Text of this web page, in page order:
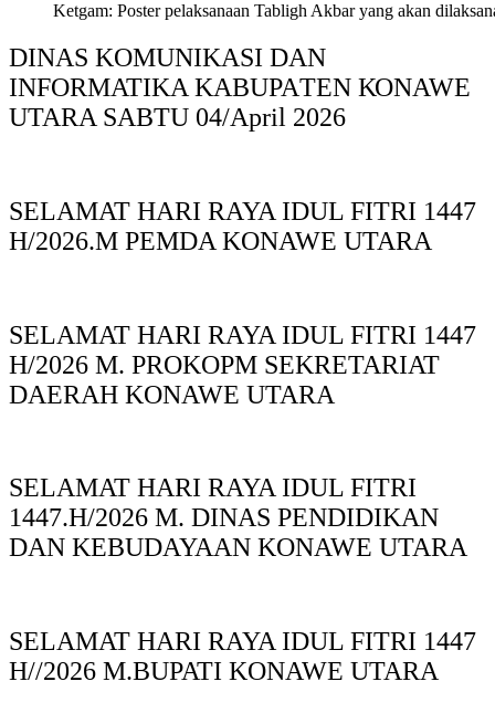
Ketgam: Poster pelaksanaan Tabligh Akbar yang akan
DINAS KOMUNIKASI DAN
INFORMATIKA KABUPAΤΕΝ ΚΟNAWE
UTARA SABTU 04/April 2026
SELAMAT HARI RAYA IDUL FITRI 1447
H/2026.M PEMDA KONAWE UTARA
SELAMAT HARI RAYA IDUL FITRI 1447
H/2026 M. PROKOPM SEKRETARIAT
DAERAH KONAWE UTARA
SELAMAT HARI RAYA IDUL FITRI
1447.H/2026 M. DINAS PENDIDIKAN
DAN KEBUDAYAAN KONAWE UTARA
SELAMAT HARI RAYA IDUL FITRI 1447
H//2026 M.BUPATI KONAWE UTARA